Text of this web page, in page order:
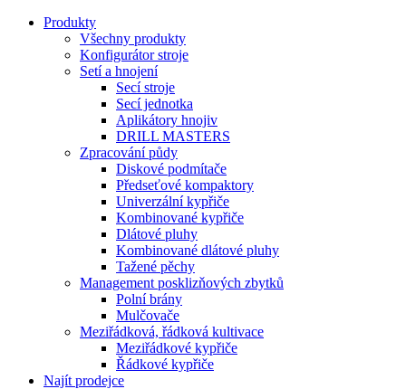
Produkty
Všechny produkty
Konfigurátor stroje
Setí a hnojení
Secí stroje
Secí jednotka
Aplikátory hnojiv
DRILL MASTERS
Zpracování půdy
Diskové podmítače
Předseťové kompaktory
Univerzální kypřiče
Kombinované kypřiče
Dlátové pluhy
Kombinované dlátové pluhy
Tažené pěchy
Management posklizňových zbytků
Polní brány
Mulčovače
Meziřádková, řádková kultivace
Meziřádkové kypřiče
Řádkové kypřiče
Najít prodejce